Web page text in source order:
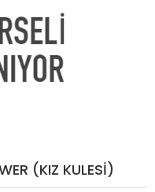
(KIZ KULESİ)